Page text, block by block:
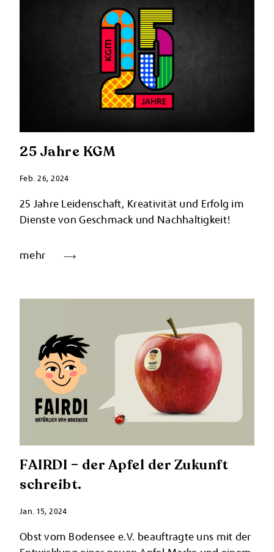
25 Jahre KGM
Feb. 26, 2024
25 Jahre Leidenschaft, Kreativität und Erfolg im
Dienste von Geschmack und Nachhaltigkeit!
mehr
FAIRDI – der Apfel der Zukunft
schreibt.
Jan. 15, 2024
Obst vom Bodensee e.V. beauftragte uns mit der